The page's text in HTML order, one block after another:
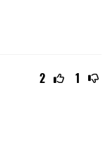
2 1